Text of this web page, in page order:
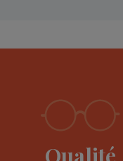
Qualité